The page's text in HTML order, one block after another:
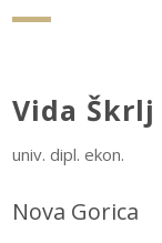
Vida Škrlj
univ. dipl. ekon.
Nova Gorica